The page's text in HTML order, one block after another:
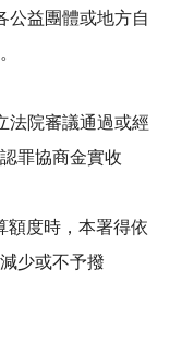
益團體或地方自
法院審議通過或經
罪協商金實收
度時，本署得依
少或不予撥